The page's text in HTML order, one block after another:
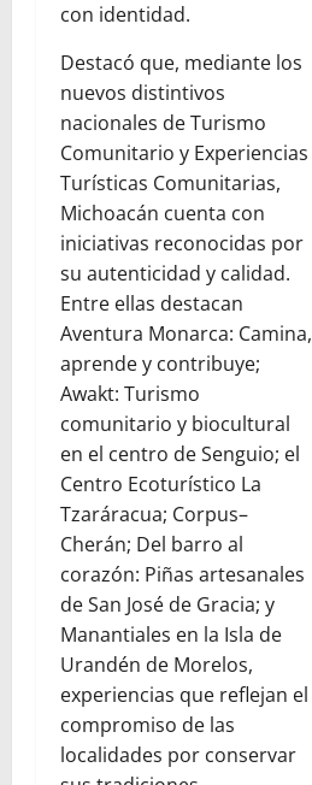
con identidad.
Destacó que, mediante los
nuevos distintivos
nacionales de Turismo
Comunitario y Experiencias
Turísticas Comunitarias,
Michoacán cuenta con
iniciativas reconocidas por
su autenticidad y calidad.
Entre ellas destacan
Aventura Monarca: Camina,
aprende y contribuye;
Awakt: Turismo
comunitario y biocultural
en el centro de Senguio; el
Centro Ecoturístico La
Tzaráracua; Corpus–
Cherán; Del barro al
corazón: Piñas artesanales
de San José de Gracia; y
Manantiales en la Isla de
Urandén de Morelos,
experiencias que reflejan el
compromiso de las
localidades por conservar